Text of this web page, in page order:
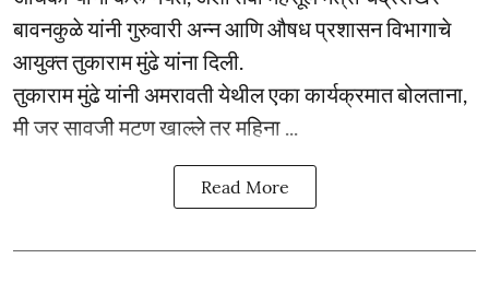
बावनकुळे यांनी गुरुवारी अन्न आणि औषध प्रशासन विभागाचे
आयुक्त तुकाराम मुंढे यांना दिली.
तुकाराम मुंढे यांनी अमरावती येथील एका कार्यक्रमात बोलताना,
मी जर सावजी मटण खाल्ले तर महिना ...
Read More